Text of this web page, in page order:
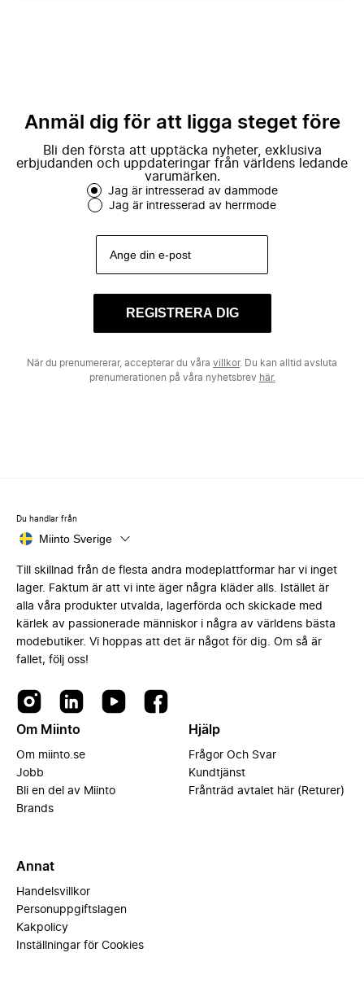
Anmäl dig för att ligga steget före
Bli den första att upptäcka nyheter, exklusiva
erbjudanden och uppdateringar från världens ledande
varumärken.
Jag är intresserad av dammode
Jag är intresserad av herrmode
REGISTRERA DIG
När du prenumererar, accepterar du våra villkor. Du kan alltid avsluta
prenumerationen på våra nyhetsbrev här.
Du handlar från
Miinto Sverige
Till skillnad från de flesta andra modeplattformar har vi inget
lager. Faktum är att vi inte äger några kläder alls. Istället är
alla våra produkter utvalda, lagerförda och skickade med
kärlek av passionerade människor i några av världens bästa
modebutiker. Vi hoppas att det är något för dig. Om så är
fallet, följ oss!
Om Miinto
Om miinto.se
Jobb
Bli en del av Miinto
Brands
Hjälp
Frågor Och Svar
Kundtjänst
Frånträd avtalet här (Returer)
Annat
Handelsvillkor
Personuppgiftslagen
Kakpolicy
Inställningar för Cookies